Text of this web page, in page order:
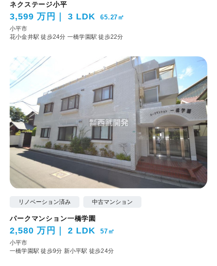
ネクステージ小平
3,599 万円 3 LDK 65.27㎡
小平市
花小金井駅 徒歩24分 一橋学園駅 徒歩22分
リノベーション済み 中古マンション
パークマンション一橋学園
2,580 万円 2 LDK 57㎡
小平市
一橋学園駅 徒歩9分 新小平駅 徒歩24分